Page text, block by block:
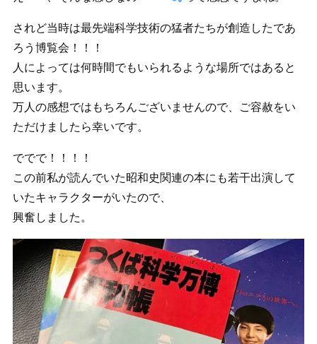
されど当時は最先端科学技術の猛者たちが創造したであ
ろう博覧会！！！
人によっては何時間でもいられるような場所ではあると
思います。
万人の感想ではもちろんございませんので、ご容赦をい
ただけましたら幸いです。
ででで！！！！
この前私が読んでいた昭和史関連の本にも若干出演して
いたキャラクターがいたので、
興奮しました。